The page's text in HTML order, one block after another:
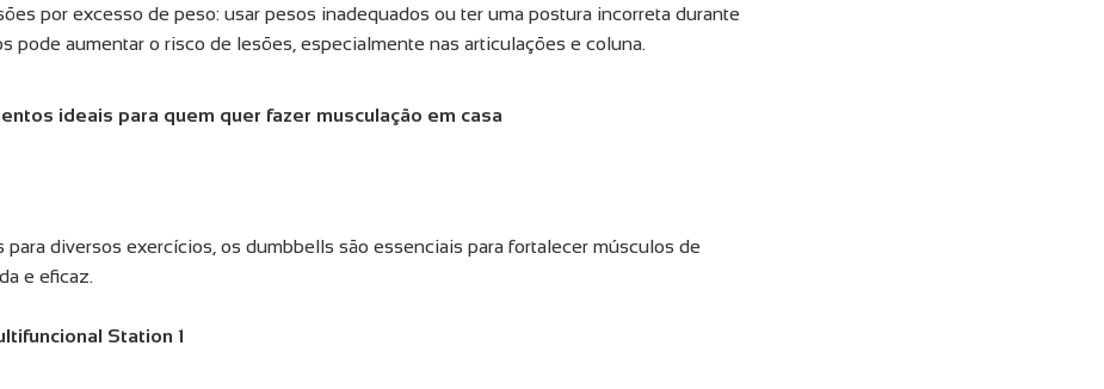
por excesso de peso: usar pesos inadequados ou ter uma postura incorreta durante
pode aumentar o risco de lesões, especialmente nas articulações e coluna.
ideais para quem quer fazer musculação em casa
para diversos exercícios, os dumbbells são essenciais para fortalecer músculos de
e eficaz.
Station 1